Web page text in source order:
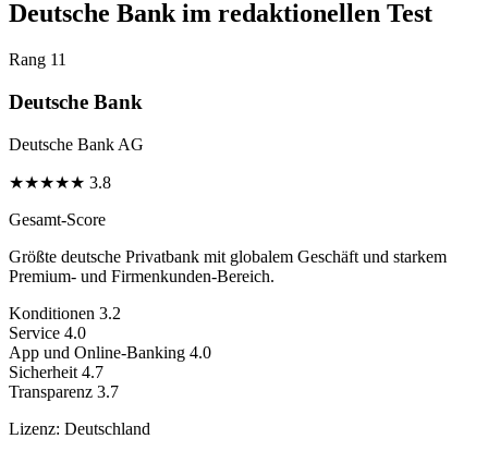
Deutsche Bank im redaktionellen Test
Rang 11
Deutsche Bank
Deutsche Bank AG
★★★★★ 3.8
Gesamt-Score
Größte deutsche Privatbank mit globalem Geschäft und starkem
Premium- und Firmenkunden-Bereich.
Konditionen 3.2
Service 4.0
App und Online-Banking 4.0
Sicherheit 4.7
Transparenz 3.7
Lizenz: Deutschland